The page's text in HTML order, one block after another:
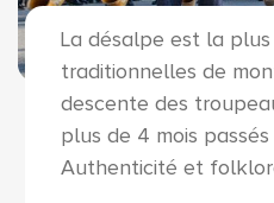
La désalpe est la
traditionnelles de
descente des
plus de 4 mois
Authenticité et